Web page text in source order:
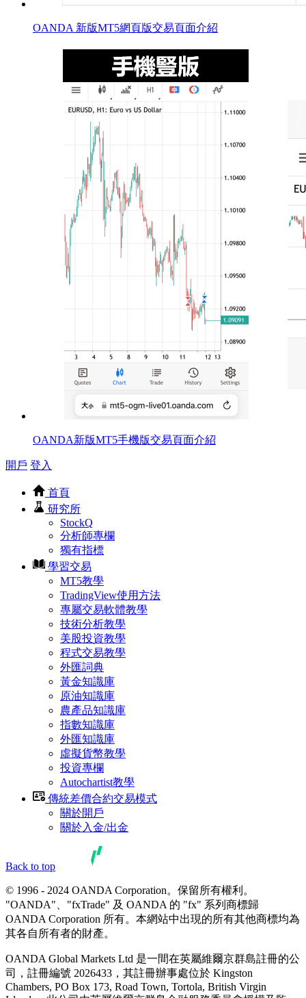
OANDA 新版MT5網頁版交易頁面介紹
OANDA新版MT5手機版交易頁面介紹
開戶 登入
首頁
研究所
StockQ
分析師專欄
獨有指標
學習交易
MT5教學
TradingView使用方法
專屬交易軟體教學
技術分析教學
美股投資教學
程式交易教學
外匯詞典
黃金知識庫
原油知識庫
農產品知識庫
指數知識庫
外匯知識庫
虛擬貨幣教學
投資專欄
Autochartist教學
傳統差價合約交易模式
關於開戶
關於入金/出金
Back to top
© 1996 - 2024 OANDA Corporation。保留所有權利。
"OANDA"、"fxTrade" 及 OANDA 的 "fx" 系列商標歸
OANDA Corporation 所有。本網站中出現的所有其他商標均為
其各自所有者的財產。
OANDA Global Markets Ltd 是一間在英屬維爾京群島註冊的公
司，註冊編號 2026433，其註冊辦事處位於 Kingston
Chambers, PO Box 173, Road Town, Tortola, British Virgin